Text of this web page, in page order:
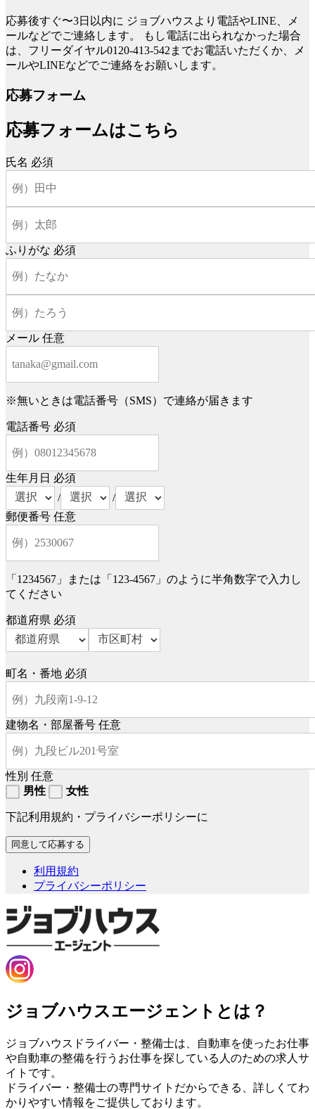
応募後すぐ〜3日以内に ジョブハウスより電話やLINE、メ
ールなどでご連絡します。
もし電話に出られなかった場合
は、フリーダイヤル0120-413-542までお電話いただくか、メ
ールやLINEなどでご連絡をお願いします。
応募フォーム
応募フォームはこちら
氏名 必須
ふりがな 必須
メール 任意
※無いときは電話番号（SMS）で連絡が届きます
電話番号 必須
生年月日 必須
/
/
郵便番号 任意
「1234567」または「123-4567」のように半角数字で入力し
てください
都道府県 必須
町名・番地 必須
建物名・部屋番号 任意
性別 任意
男性
女性
下記利用規約・プライバシーポリシーに
利用規約
プライバシーポリシー
ジョブハウスエージェントとは？
ジョブハウスドライバー・整備士は、自動車を使ったお仕事
や自動車の整備を行うお仕事を探している人のための求人サ
イトです。
ドライバー・整備士の専門サイトだからできる、詳しくてわ
かりやすい情報をご提供しております。